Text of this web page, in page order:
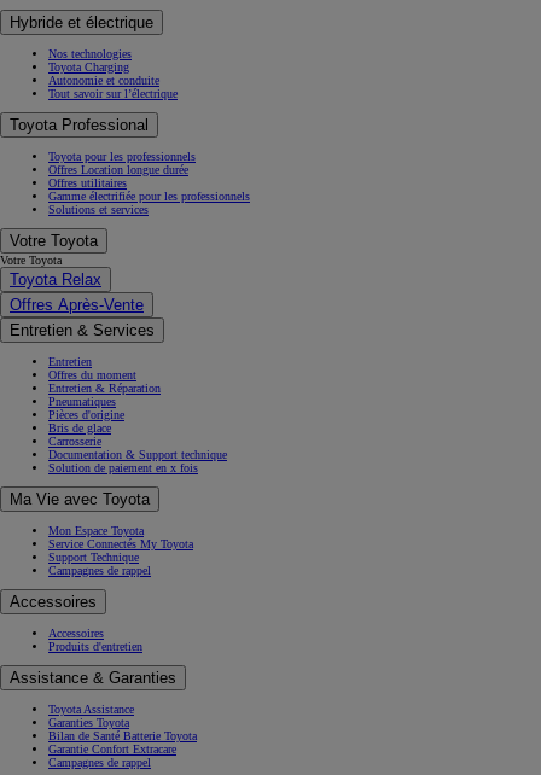
Hybride et électrique
Nos technologies
Toyota Charging
Autonomie et conduite
Tout savoir sur l’électrique
Toyota Professional
Toyota pour les professionnels
Offres Location longue durée
Offres utilitaires
Gamme électrifiée pour les professionnels
Solutions et services
Votre Toyota
Votre Toyota
Toyota Relax
Offres Après-Vente
Entretien & Services
Entretien
Offres du moment
Entretien & Réparation
Pneumatiques
Pièces d'origine
Bris de glace
Carrosserie
Documentation & Support technique
Solution de paiement en x fois
Ma Vie avec Toyota
Mon Espace Toyota
Service Connectés My Toyota
Support Technique
Campagnes de rappel
Accessoires
Accessoires
Produits d'entretien
Assistance & Garanties
Toyota Assistance
Garanties Toyota
Bilan de Santé Batterie Toyota
Garantie Confort Extracare
Campagnes de rappel